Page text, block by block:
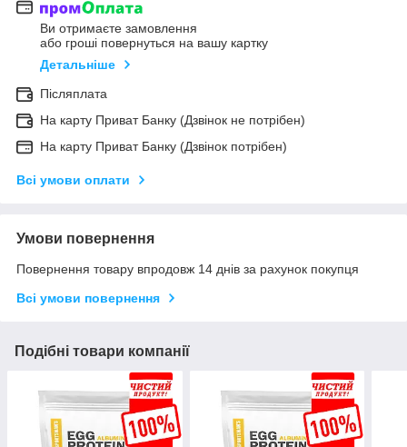
Ви отримаєте замовлення
або гроші повернуться на вашу картку
Детальніше
Післяплата
На карту Приват Банку (Дзвінок не потрібен)
На карту Приват Банку (Дзвінок потрібен)
Всі умови оплати
Умови повернення
Повернення товару впродовж 14 днів за рахунок покупця
Всі умови повернення
Подібні товари компанії